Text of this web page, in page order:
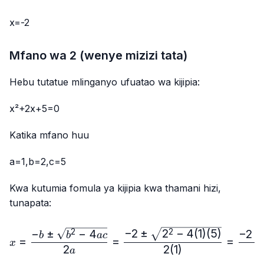
x=-2
Mfano wa 2 (wenye mizizi tata)
Hebu tutatue mlinganyo ufuatao wa kijipia:
x²+2x+5=0
Katika mfano huu
a=1,b=2,c=5
Kwa kutumia fomula ya kijipia kwa thamani hizi,
tunapata:
x=\frac{-b±\sqrt{b²-
x =
2a
−b ± b2 − 4ac =
2(1)
−2 ± 22 − 4(1)(5)
=
−2